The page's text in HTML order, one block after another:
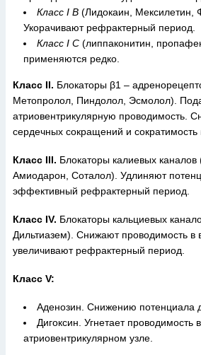
Класс I В (Лидокаин, Мексилетин,
Укорачивают рефрактерный период.
Класс I С (липпаконитин,
применяются редко.
Класс II. Блокаторы β1 –
Метопролол, Пиндолол, Эсмолол).
атриовентрикулярную проводимость.
сердечных сокращений и сократимость
Класс III. Блокаторы калиевых каналов
Амиодарон, Соталол). Удлиняют
эффективный рефрактерный период.
Класс IV. Блокаторы кальциевых
Дильтиазем). Снижают проводимость в
увеличивают рефрактерный период.
Класс V:
Аденозин. Снижению потенциала
Дигоксин. Угнетает проводимость в
атриовентрикулярном узле.